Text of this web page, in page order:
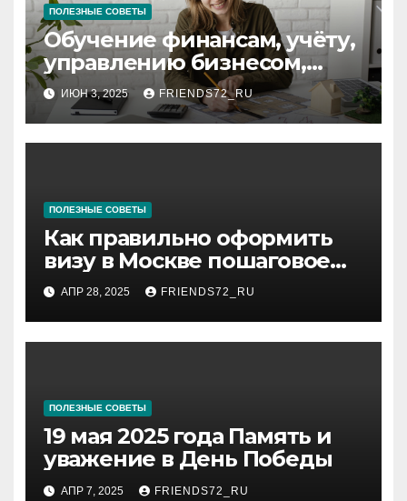
ПОЛЕЗНЫЕ СОВЕТЫ
Обучение финансам, учёту,
управлению бизнесом,
аудиту и
программированию:
ключевые аспекты
ИЮН 3, 2025 FRIENDS72_RU
ПОЛЕЗНЫЕ СОВЕТЫ
Как правильно оформить
визу в Москве пошаговое
руководство
АПР 28, 2025 FRIENDS72_RU
ПОЛЕЗНЫЕ СОВЕТЫ
19 мая 2025 года Память и
уважение в День Победы
АПР 7, 2025 FRIENDS72_RU